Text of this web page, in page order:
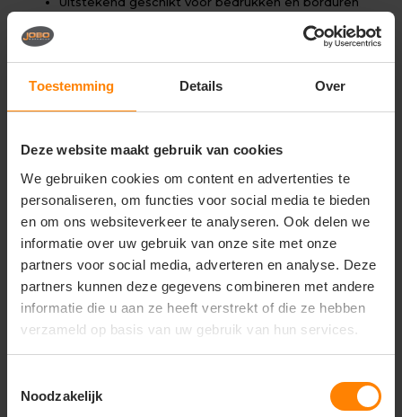
Toestemming Details Over
Deze website maakt gebruik van cookies
We gebruiken cookies om content en advertenties te
personaliseren, om functies voor social media te bieden
en om ons websiteverkeer te analyseren. Ook delen we
informatie over uw gebruik van onze site met onze
partners voor social media, adverteren en analyse. Deze
partners kunnen deze gegevens combineren met andere
informatie die u aan ze heeft verstrekt of die ze hebben
verzameld op basis van uw gebruik van hun services.
Noodzakelijk
Ademend en onderhoudsvriendelijk
Gerelateerde producten